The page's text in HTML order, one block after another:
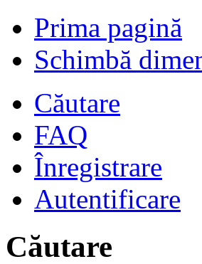
Prima pagină
Schimbă
Căutare
FAQ
Înregistrare
Autentificare
Căutare